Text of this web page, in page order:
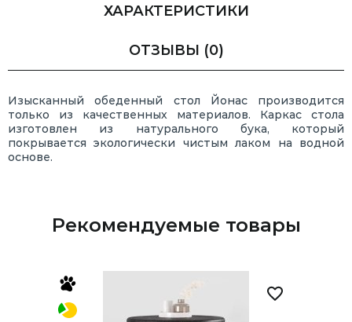
ХАРАКТЕРИСТИКИ
ОТЗЫВЫ (0)
Изысканный обеденный стол Йонас производится
только из качественных материалов. Каркас стола
изготовлен из натурального бука, который
покрывается экологически чистым лаком на водной
основе.
Рекомендуемые товары